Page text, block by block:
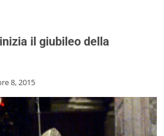
il giubileo della
8, 2015